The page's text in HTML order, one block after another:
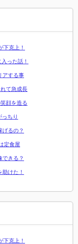
下克上！
った話！
アする事
て急成長
顔を造る
っちり
るの？
定食屋
きる？
けた！
下克上！